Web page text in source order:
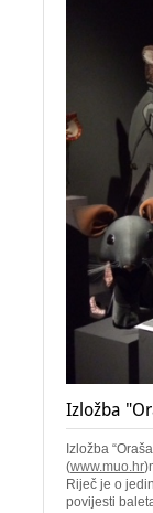
Izložba
Izložba
(www.muo.hr
Riječ je o
povijesti